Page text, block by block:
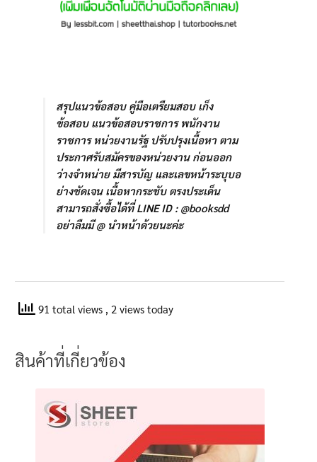
สรุปแนวข้อสอบ คู่มือเตรืยมสอบ เก็ง
ข้อสอบ แนวข้อสอบราชการ พนักงาน
ราชการ หน่วยงานรัฐ ปรับปรุงเนื้อหา ตาม
ประกาศรับสมัครของหน่วยงาน ก่อนออก
ว่างจำหน่าย มีสารบัญ และเลขหน้าระบุบอ
ย่างชัดเจน เนื้อหากระชับ ตรงประเด็น
สามารถสั่งซื้อได้ที่ LINE ID : @booksdd
อย่าลืมมี @ นำหน้าด้วยนะค่ะ
91 total views , 2 views today
สินค้าที่เกี่ยวข้อง